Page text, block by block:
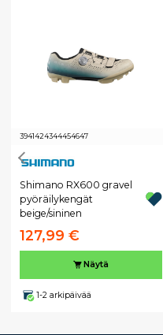
3941424344454647
Shimano RX600 gravel
pyöräilykengät
beige/sininen
127,99 €
Näytä
1-2 arkipäivää